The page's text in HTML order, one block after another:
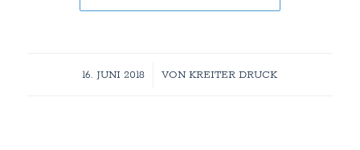
16. JUNI 2018
/ VONKREITER DRUCK